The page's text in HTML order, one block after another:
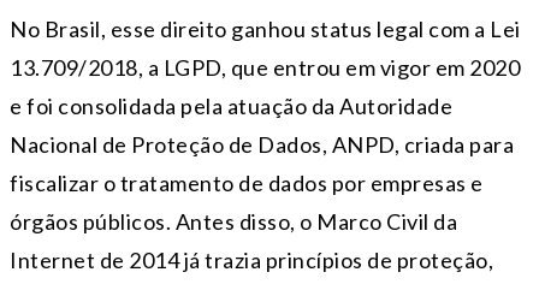
No Brasil, esse direito ganhou status legal com a Lei
13.709/2018, a LGPD, que entrou em vigor em 2020
e foi consolidada pela atuação da Autoridade
Nacional de Proteção de Dados, ANPD, criada para
fiscalizar o tratamento de dados por empresas e
órgãos públicos. Antes disso, o Marco Civil da
Internet de 2014 já trazia princípios de proteção,